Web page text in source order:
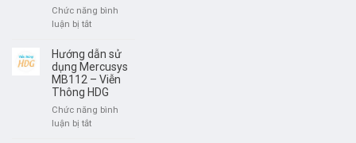
Chức năng bình
luận bị tắtở
DẪN
ĐỔI
TÊN
VÀ
MẬT
KHẨU
Hướng dẫn sử
dụng Mercusys
MB112 – Viễn
Thông HDG
Chức năng bình
luận bị tắtở